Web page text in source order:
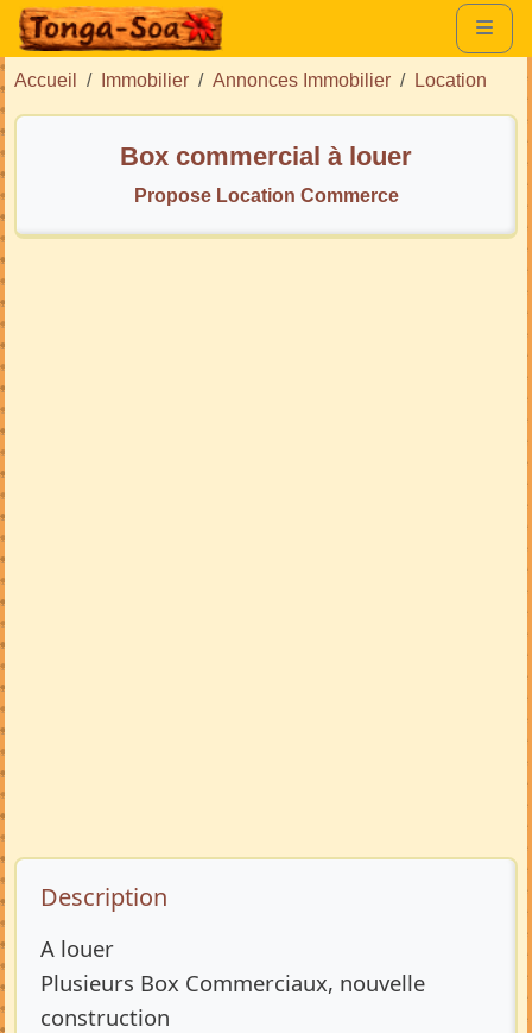
Accueil Immobilier Annonces Immobilier Location
Box commercial à louer
Propose Location Commerce
Description de l’annonce
Description
A louer
Plusieurs Box Commerciaux, nouvelle
construction